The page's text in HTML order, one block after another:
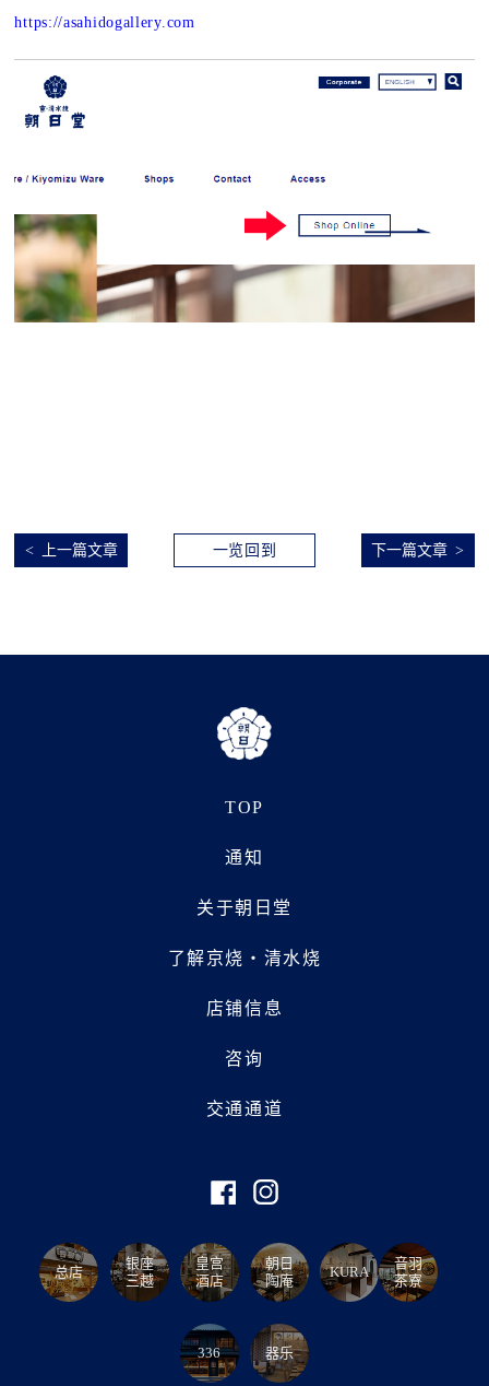
https://asahidogallery.com
一览回到
上一篇文章 下一篇文章
TOP
通知
关于朝日堂
了解京烧・清水烧
店铺信息
咨询
交通通道
总店
银座
三越
皇宫
酒店
朝日
陶庵
KURA
音羽
茶寮
336 器乐